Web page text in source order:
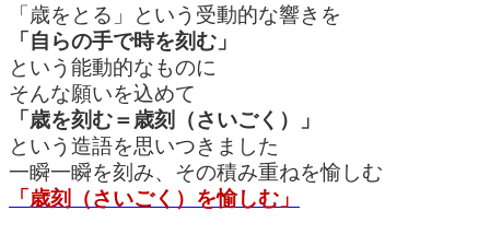
「歳をとる」という受動的な響きを
「自らの手で時を刻む」
という能動的なものに
そんな願いを込めて
「歳を刻む＝歳刻（さいごく）」
という造語を思いつきました
一瞬一瞬を刻み、その積み重ねを愉しむ
「歳刻（さいごく）を愉しむ」